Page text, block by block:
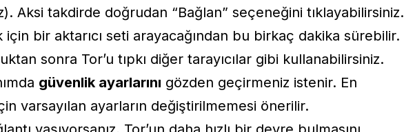
Aksi takdirde doğrudan “Bağlan” seçeneğini tıklayabilirsiniz.
için bir aktarıcı seti arayacağından bu birkaç dakika sürebilir.
sonra Tor’u tıpkı diğer tarayıcılar gibi kullanabilirsiniz.
güvenlik ayarlarını gözden geçirmeniz istenir. En
varsayılan ayarların değiştirilmemesi önerilir.